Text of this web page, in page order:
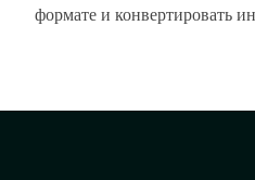
формате и конвертировать